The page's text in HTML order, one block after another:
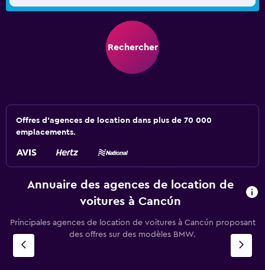
Rechercher
Offres d’agences de location dans plus de 70 000
emplacements.
Annuaire des agences de location de
voitures à Cancún
Principales agences de location de voitures à Cancún proposant
des offres sur des modèles BMW.